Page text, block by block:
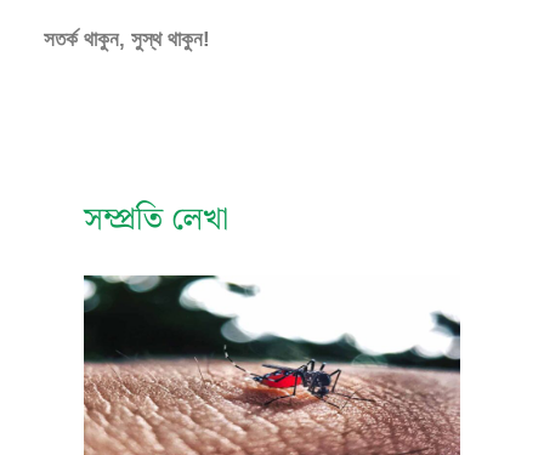
সতর্ক থাকুন, সুস্থ থাকুন!
সম্প্রতি লেখা